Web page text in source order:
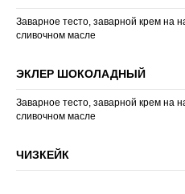
Заварное тесто, заварной крем на
сливочном масле
ЭКЛЕР ШОКОЛАДНЫЙ
Заварное тесто, заварной крем на
сливочном масле
ЧИЗКЕЙК